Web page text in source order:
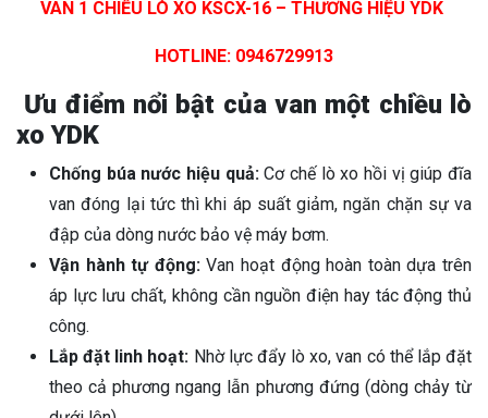
VAN 1 CHIỀU LÒ XO KSCX-16 – THƯƠNG HIỆU YDK
HOTLINE: 0946729913
Ưu điểm nổi bật của van một chiều lò
xo YDK
Chống búa nước hiệu quả:Cơ chế lò xo hồi vị giúp đĩa
van đóng lại tức thì khi áp suất giảm, ngăn chặn sự va
đập của dòng nước bảo vệ máy bơm.
Vận hành tự động:Van hoạt động hoàn toàn dựa trên
áp lực lưu chất, không cần nguồn điện hay tác động thủ
công.
Lắp đặt linh hoạt: Nhờ lực đẩy lò xo, van có thể lắp đặt
theo cả phương ngang lẫn phương đứng (dòng chảy từ